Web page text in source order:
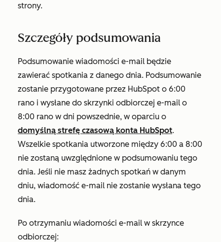
strony.
Szczegóły podsumowania
Podsumowanie wiadomości e-mail będzie
zawierać spotkania z danego dnia. Podsumowanie
zostanie przygotowane przez HubSpot o 6:00
rano i wysłane do skrzynki odbiorczej e-mail o
8:00 rano w dni powszednie, w oparciu o
domyślną strefę czasową konta HubSpot.
Wszelkie spotkania utworzone między 6:00 a 8:00
nie zostaną uwzględnione w podsumowaniu tego
dnia. Jeśli nie masz żadnych spotkań w danym
dniu, wiadomość e-mail nie zostanie wysłana tego
dnia.
Po otrzymaniu wiadomości e-mail w skrzynce
odbiorczej: